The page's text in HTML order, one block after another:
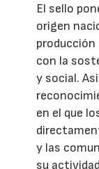
El sello
origen
producción
con la
y social.
en el que
y las
su